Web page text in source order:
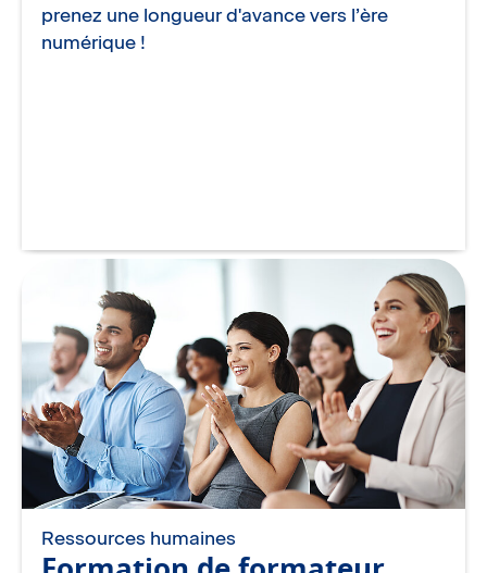
prenez une longueur d'avance vers l’ère
numérique !
Ressources humaines